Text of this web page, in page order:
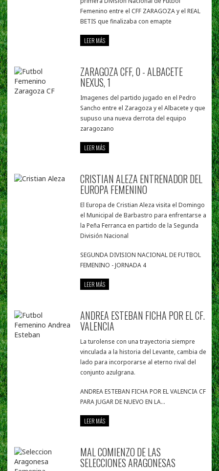
Femenino entre el CFF ZARAGOZA y el REAL
BETIS que finalizaba con emapte
LEER MÁS
ZARAGOZA CFF, 0 - ALBACETE
NEXUS, 1
Imagenes del partido jugado en el Pedro
Sancho entre el Zaragoza y el Albacete y que
supuso una nueva derrota del equipo
zaragozano
LEER MÁS
CRISTIAN ALEZA ENTRENADOR DEL
EUROPA FEMENINO
El Europa de Cristian Aleza visita el Domingo
el Municipal de Barbastro para enfrentarse a
la Peña Ferranca en partido de la Segunda
División Nacional
SEGUNDA DIVISION NACIONAL DE FUTBOL
FEMENINO - JORNADA 4
LEER MÁS
ANDREA ESTEBAN FICHA POR EL CF.
VALENCIA
La turolense con una trayectoria siempre
vinculada a la historia del Levante, cambia de
lado para incorporarse al eterno rival del
conjunto azulgrana.
ANDREA ESTEBAN FICHA POR EL VALENCIA CF
PARA JUGAR DE NUEVO EN LA...
LEER MÁS
MAL COMIENZO DE LAS
SELECCIONES ARAGONESAS